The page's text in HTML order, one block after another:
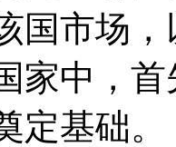
国市场
家中，
定基础。